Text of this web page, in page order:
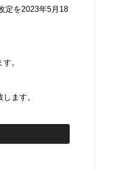
定を2023年5月18
。
ます。